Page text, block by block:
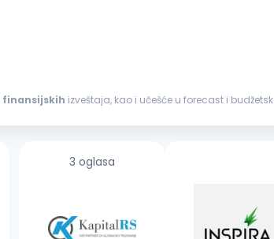
finansijskih izveštaja, kao i učešće u forecast i
3 oglasa